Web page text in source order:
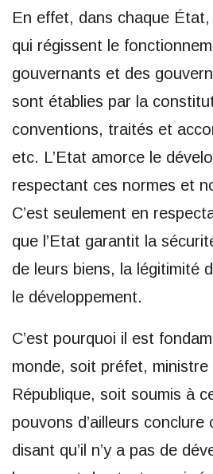
En effet, dans chaque État,
qui régissent le
gouvernants et des
sont établies par la
conventions, traités et
etc. L’Etat amorce le
respectant ces normes et
C’est seulement en
que l’Etat garantit la
de leurs biens, la légitimité
le développement.
C’est pourquoi il est
monde, soit préfet,
République, soit soumis à
pouvons d’ailleurs conclure
disant qu’il n’y a pas de